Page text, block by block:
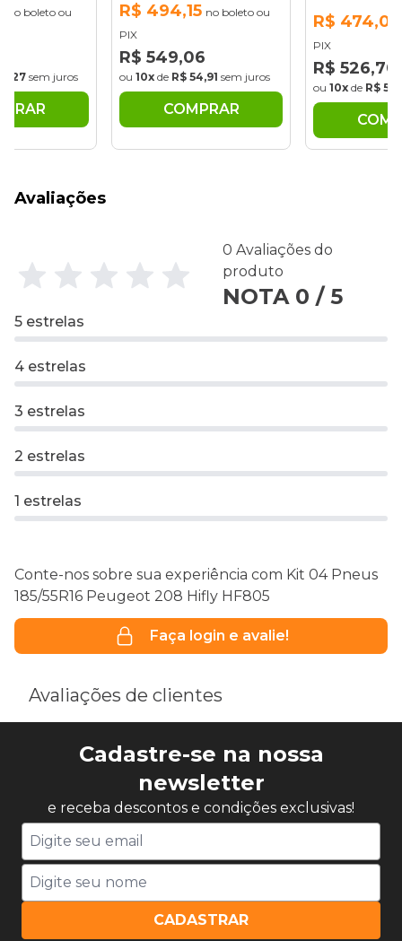
no boleto ou
sem juros
R$ 494,15 no boleto ou
PIX
R$ 549,06
ou 10x de R$ 54,91 sem juros
COMPRAR
R$ 474,03
PIX
R$ 526,70
ou 10x de R$
Avaliações
0 Avaliações do
produto
NOTA 0 / 5
5 estrelas
4 estrelas
3 estrelas
2 estrelas
1 estrelas
Conte-nos sobre sua experiência com Kit 04 Pneus
185/55R16 Peugeot 208 Hifly HF805
Faça login e avalie!
Avaliações de clientes
Cadastre-se na nossa
newsletter
e receba descontos e condições exclusivas!
CADASTRAR